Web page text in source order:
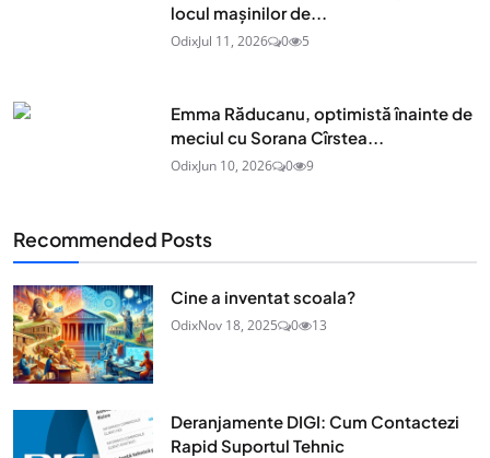
locul mașinilor de...
OdixJul 11, 2026 0 5
Emma Răducanu, optimistă înainte de
meciul cu Sorana Cîrstea...
OdixJun 10, 2026 0 9
Recommended Posts
Cine a inventat scoala?
OdixNov 18, 2025 0 13
Deranjamente DIGI: Cum Contactezi
Rapid Suportul Tehnic